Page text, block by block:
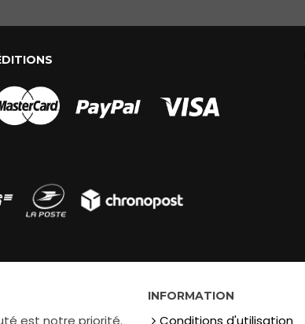
est notre priorité.
INFORMATION
Conditions d'utilisation